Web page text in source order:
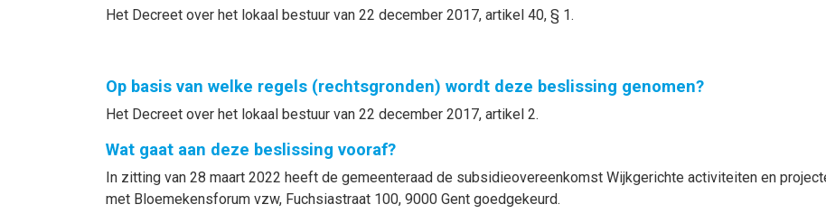
Het Decreet over het lokaal bestuur van 22 december 2017, artikel 40, § 1.
Op basis van welke regels (rechtsgronden) wordt deze beslissing genomen?
Het Decreet over het lokaal bestuur van 22 december 2017, artikel 2.
Wat gaat aan deze beslissing vooraf?
In zitting van 28 maart 2022 heeft de gemeenteraad de subsidieovereenkomst Wijkgerichte activiteiten en
met Bloemekensforum vzw, Fuchsiastraat 100, 9000 Gent goedgekeurd.